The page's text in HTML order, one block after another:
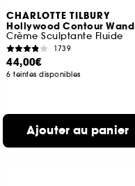
CHARLOTTE TILBURY
Hollywood Contour Wand
Crème Sculptante Fluide
1739
44,00€
6 teintes disponibles
Ajouter au panier